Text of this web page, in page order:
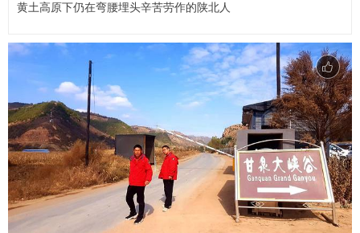
黄土高原下仍在弯腰埋头辛苦劳作的陕北人